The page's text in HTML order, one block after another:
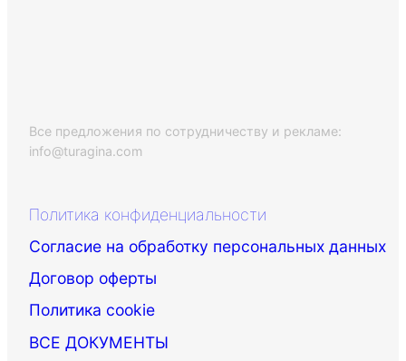
Все предложения по сотрудничеству и рекламе:
info@turagina.com
Политика конфиденциальности
Согласие на обработку персональных данных
Договор оферты
Политика cookie
ВСЕ ДОКУМЕНТЫ